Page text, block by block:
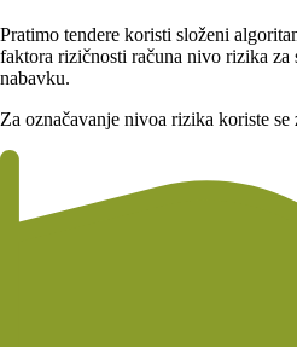
Pratimo tendere koristi složeni
faktora rizičnosti računa nivo rizika za
nabavku.
Za označavanje nivoa rizika koriste se